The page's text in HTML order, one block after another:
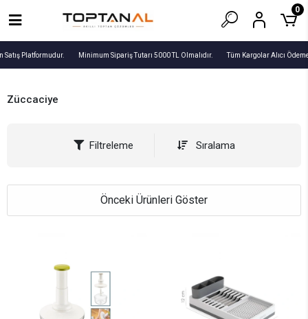
Platformudur. Minimum Sipariş Tutarı 5000 TL Olmalıdır. Tüm Kargolar Alıcı
0
Züccaciye
Filtreleme Sıralama
Önceki Ürünleri Göster